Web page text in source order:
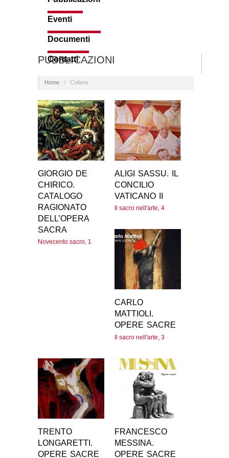
Eventi
Documenti
Contatti
PUBBLICAZIONI
Home / Collane
GIORGIO DE
CHIRICO.
CATALOGO
RAGIONATO
DELL’OPERA
SACRA
Novecento sacro, 1
ALIGI SASSU. IL
CONCILIO
VATICANO II
Il sacro nell'arte, 4
CARLO
MATTIOLI.
OPERE SACRE
Il sacro nell'arte, 3
TRENTO
LONGARETTI.
OPERE SACRE
FRANCESCO
MESSINA.
OPERE SACRE